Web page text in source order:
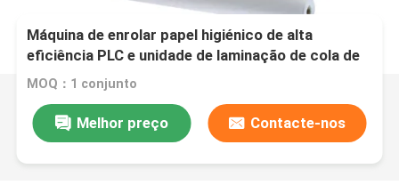
Máquina de enrolar papel higiénico de alta
eficiência PLC e unidade de laminação de cola de
toalha de cozinha
MOQ：1 conjunto
Melhor preço Contacte-nos